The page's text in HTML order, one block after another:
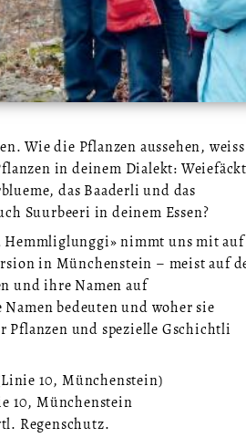
Wie die Pflanzen aussehen, weiss
in deinem Dialekt:
das Baaderli und das
Suurbeeri in deinem Essen?
Hemmliglunggi» nimmt uns mit auf
in Münchenstein – meist auf
und ihre Namen auf
bedeuten und woher sie
Pflanzen und spezielle Gschichtli
10, Münchenstein)
10, Münchenstein
Regenschutz.